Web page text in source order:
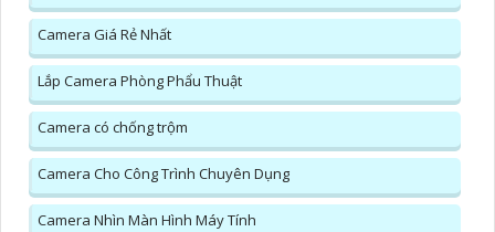
Camera Giá Rẻ Nhất
Lắp Camera Phòng Phẩu Thuật
Camera có chống trộm
Camera Cho Công Trình Chuyên Dụng
Camera Nhìn Màn Hình Máy Tính